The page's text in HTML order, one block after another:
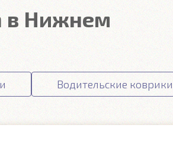
в Нижнем
Водительские коврики